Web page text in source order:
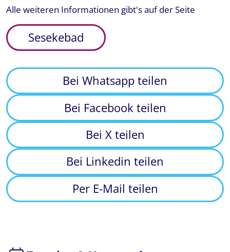
Alle weiteren Informationen gibt's auf der Seite
Sesekebad
Bei Whatsapp teilen
Bei Facebook teilen
Bei X teilen
Bei Linkedin teilen
Per E-Mail teilen